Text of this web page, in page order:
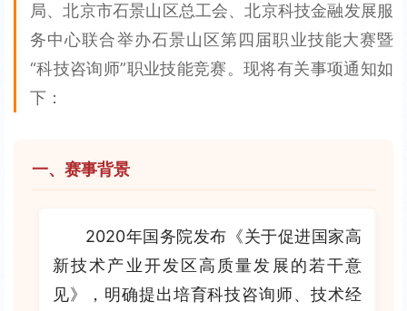
局、北京市石景山区总工会、北京科技金融发展服
务中心联合举办石景山区第四届职业技能大赛暨
“科技咨询师”职业技能竞赛。现将有关事项通知如
下：
一、赛事背景
2020年国务院发布《关于促进国家高
新技术产业开发区高质量发展的若干意
见》，明确提出培育科技咨询师、技术经